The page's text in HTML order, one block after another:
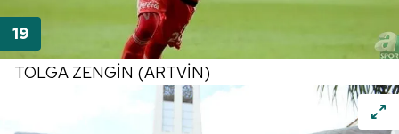
TOLGA ZENGİN (ARTVİN)